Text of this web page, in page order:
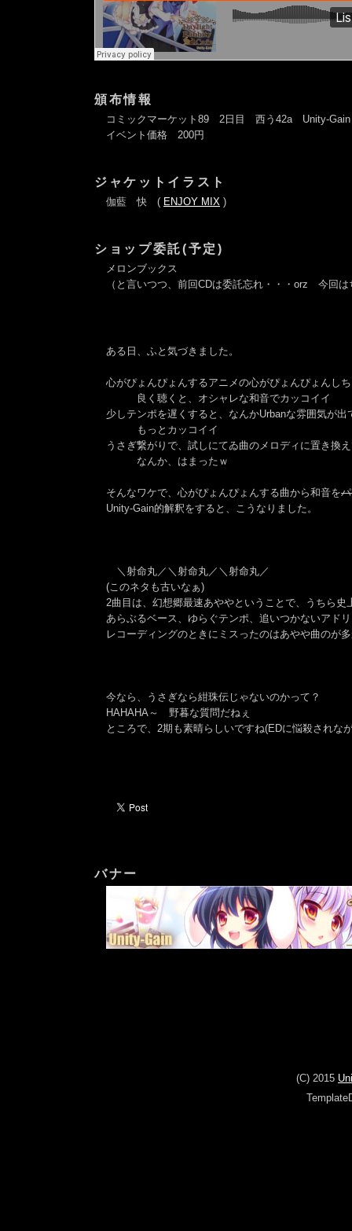
頒布情報
コミックマーケット89 2日目 西う42a Unity-Gain
イベント価格 200円
ジャケットイラスト
伽藍 快 ( ENJOY MIX )
ショップ委託(予定)
メロンブックス
（と言いつつ、前回CDは委託忘れ・・・orz 今回
ある日、ふと気づきました。
心がぴょんぴょんするアニメの心がぴょんぴょんし
良く聴くと、オシャレな和音でカッコイイ
少しテンポを遅くすると、なんかUrbanな雰囲気が出
もっとカッコイイ
うさぎ繋がりで、試しにてゐ曲のメロディに置き換
なんか、はまったｗ
そんなワケで、心がぴょんぴょんする曲から和音を
Unity-Gain的解釈をすると、こうなりました。
＼射命丸／＼射命丸／＼射命丸／
(このネタも古いなぁ)
2曲目は、幻想郷最速あややということで、うちら
あらぶるベース、ゆらぐテンポ、追いつかないアド
レコーディングのときにミスったのはあやや曲のが
今なら、うさぎなら紺珠伝じゃないのかって？
HAHAHA～ 野暮な質問だねぇ
ところで、2期も素晴らしいですね(EDに悩殺されな
バナー
(C) 2015